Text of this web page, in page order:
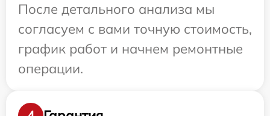
После детального анализа мы
согласуем с вами точную стоимость,
график работ и начнем ремонтные
операции.